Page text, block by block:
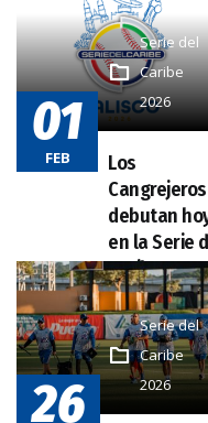
Serie del
Caribe
2026
01
FEB
Serie del
Caribe
2026
26